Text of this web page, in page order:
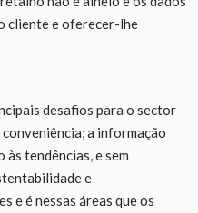
cliente e oferecer-lhe
desafios para o sector
a informação
tendências, e sem
e
e é nessas áreas que os